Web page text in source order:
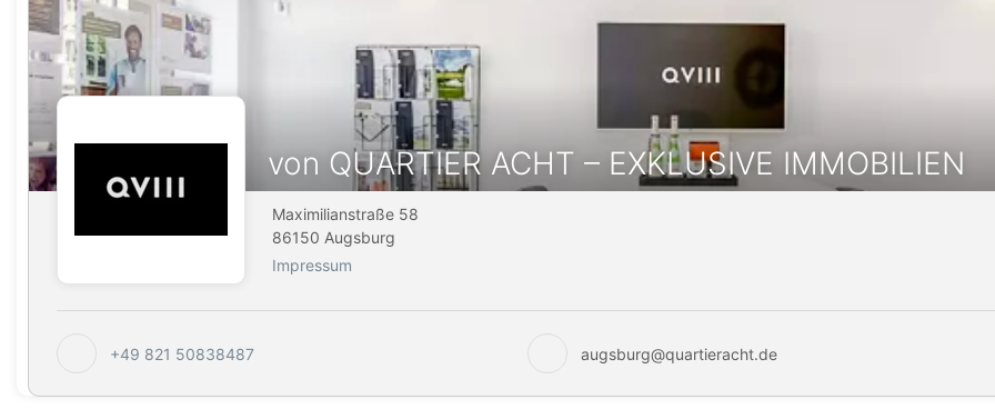
von QUARTIER ACHT – EXKLUSIVE IMMOBILIEN
Maximilianstraße 58
86150 Augsburg
Impressum
+49 821 50838487 augsburg@quartieracht.de